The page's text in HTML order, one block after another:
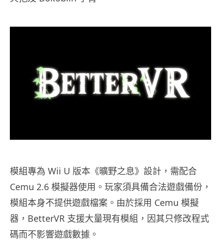
模組專為 Wii U 版本《曠野之息》設計，需配合
Cemu 2.6 模擬器使用。玩家須具備合法遊戲備份，
模組本身不提供遊戲檔案。由於採用 Cemu 模擬
器，BetterVR 支援大量現有模組，因其只修改程式
碼而不影響遊戲數據。